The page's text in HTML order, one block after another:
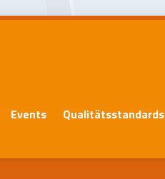
Events Qualitätsstandards